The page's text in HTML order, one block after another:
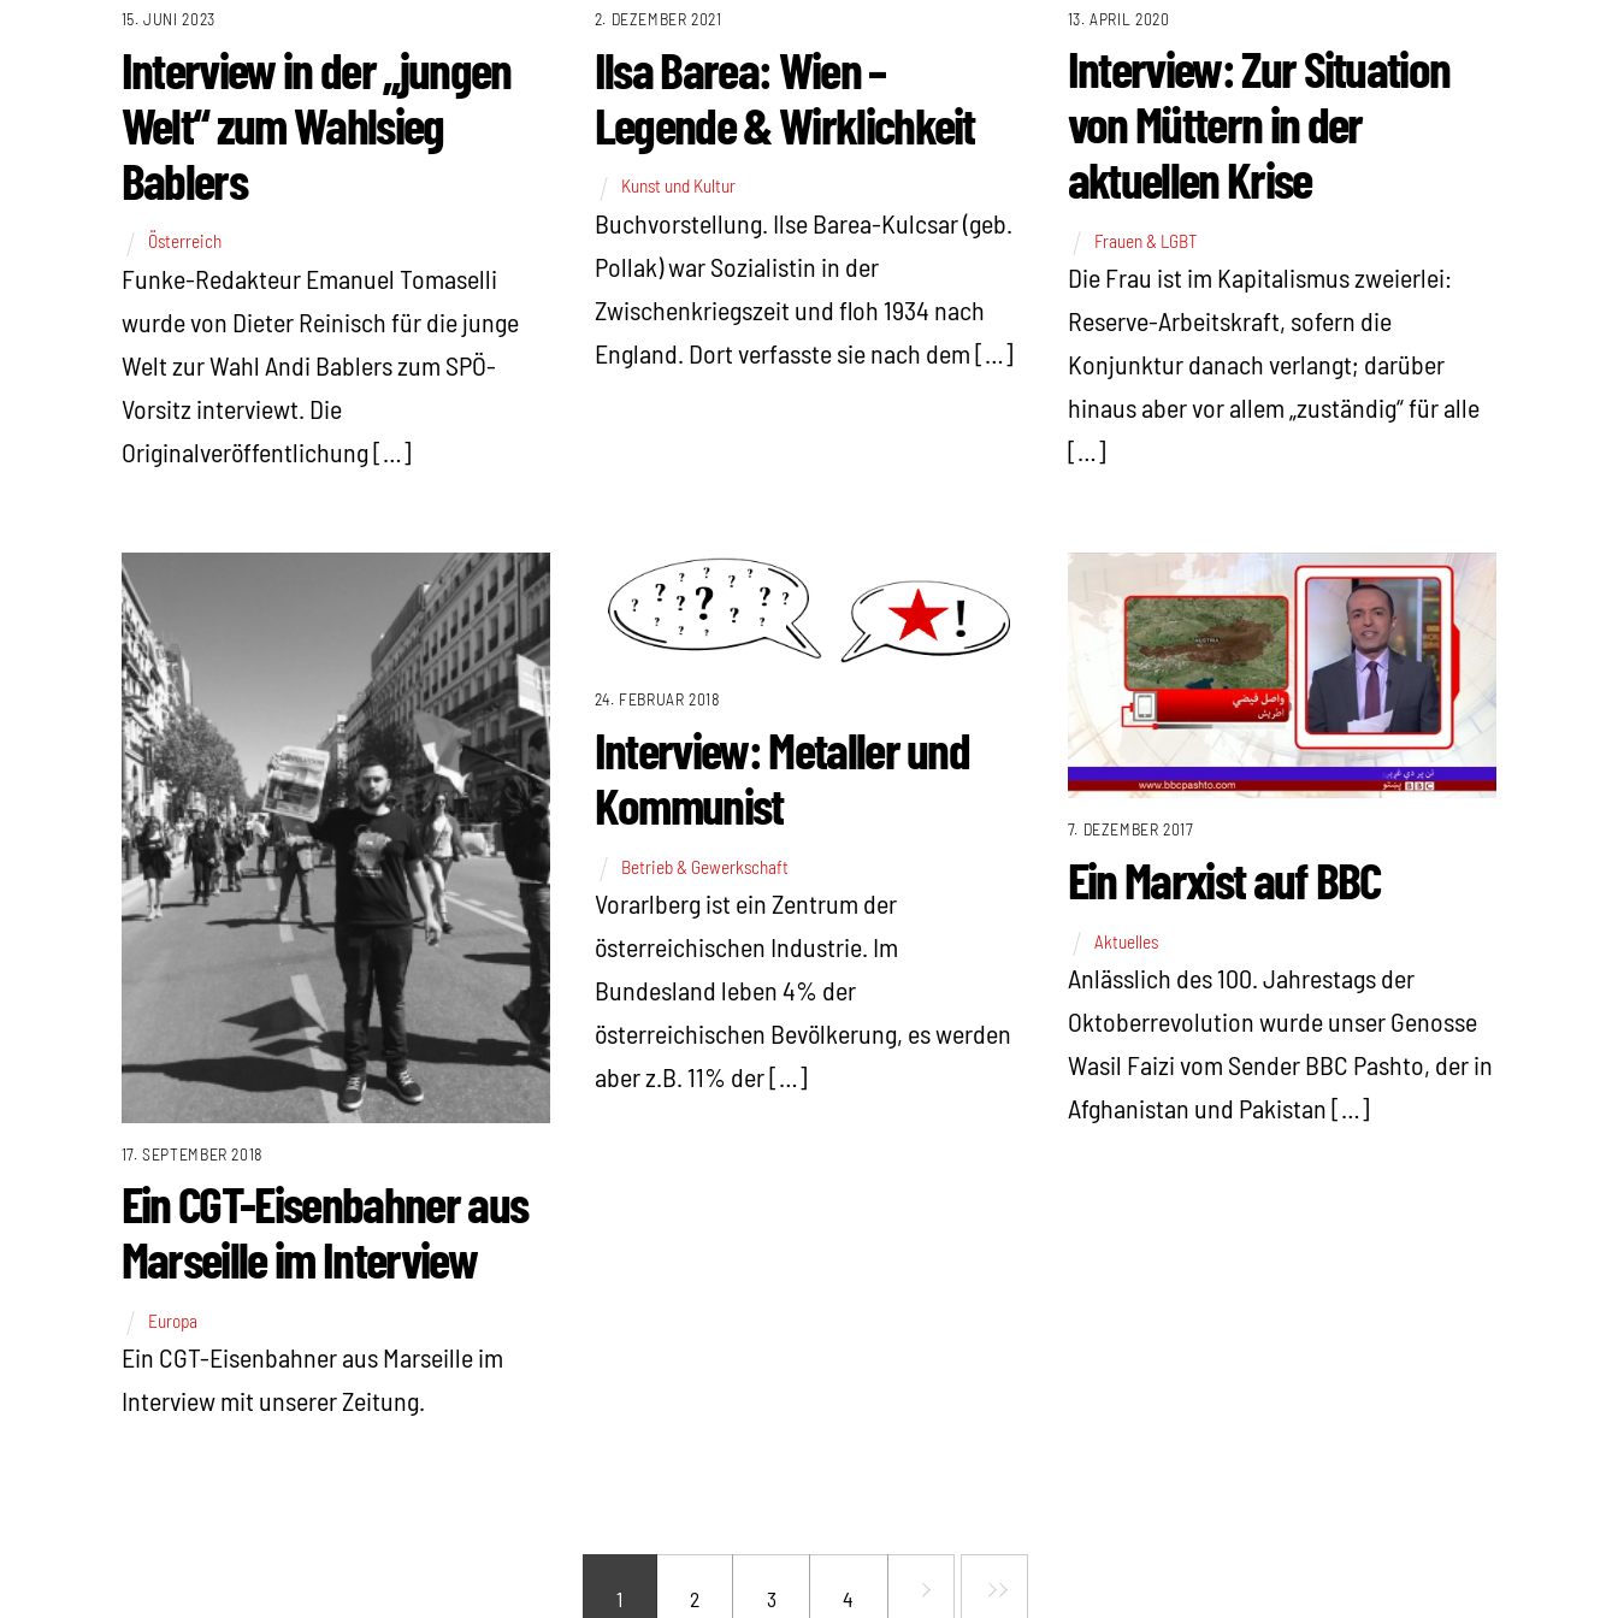
15. JUNI 2023
Interview in der „jungen
Welt“ zum Wahlsieg
Bablers
Österreich
Funke-Redakteur Emanuel Tomaselli
wurde von Dieter Reinisch für die junge
Welt zur Wahl Andi Bablers zum SPÖ-
Vorsitz interviewt. Die
Originalveröffentlichung […]
2. DEZEMBER 2021
Ilsa Barea: Wien –
Legende & Wirklichkeit
Kunst und Kultur
Buchvorstellung. Ilse Barea-Kulcsar (geb.
Pollak) war Sozialistin in der
Zwischenkriegszeit und floh 1934 nach
England. Dort verfasste sie nach dem […]
13. APRIL 2020
Interview: Zur Situation
von Müttern in der
aktuellen Krise
Frauen & LGBT
Die Frau ist im Kapitalismus zweierlei:
Reserve-Arbeitskraft, sofern die
Konjunktur danach verlangt; darüber
hinaus aber vor allem „zuständig“ für alle
[…]
17. SEPTEMBER 2018
Ein CGT-Eisenbahner aus
Marseille im Interview
Europa
Ein CGT-Eisenbahner aus Marseille im
Interview mit unserer Zeitung.
24. FEBRUAR 2018
Interview: Metaller und
Kommunist
Betrieb & Gewerkschaft
Vorarlberg ist ein Zentrum der
österreichischen Industrie. Im
Bundesland leben 4% der
österreichischen Bevölkerung, es werden
aber z.B. 11% der […]
7. DEZEMBER 2017
Ein Marxist auf BBC
Aktuelles
Anlässlich des 100. Jahrestags der
Oktoberrevolution wurde unser Genosse
Wasil Faizi vom Sender BBC Pashto, der in
Afghanistan und Pakistan […]
1 2 3 4